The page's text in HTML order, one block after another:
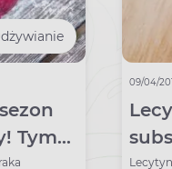
Tym
09/04/
się